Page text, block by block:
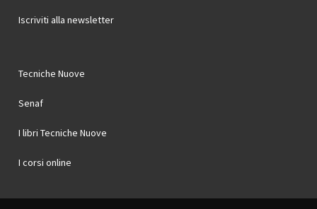
Iscriviti alla newsletter
Tecniche Nuove
Senaf
I libri Tecniche Nuove
I corsi online